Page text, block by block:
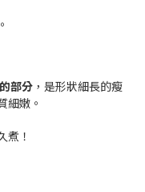
部分 ，是形狀細長的瘦
細嫩。
煮！